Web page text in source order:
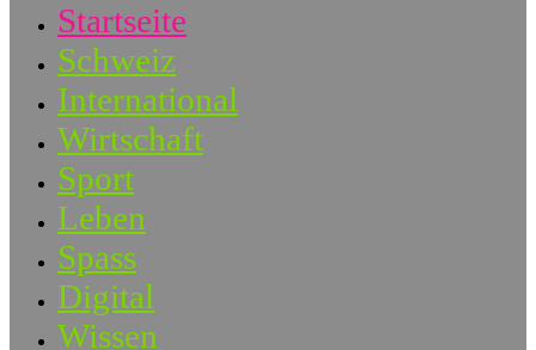
Startseite
Schweiz
International
Wirtschaft
Sport
Leben
Spass
Digital
Wissen